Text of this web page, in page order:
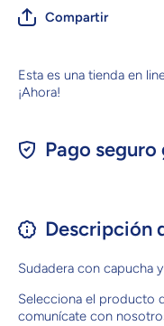
Compartir
Esta es una tienda en
¡Ahora!
Pago
Descripción
Sudadera con capucha
Selecciona el producto
comunícate con